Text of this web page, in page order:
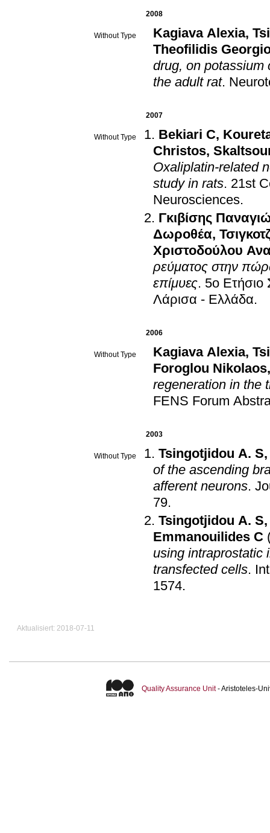
2008
Without Type Kagiava Alexia,
Theofilidis
drug, on potassium
the adult rat.
2007
Without Type Bekiari C,
Christos,
Oxaliplatin-related
study in rats. 21st
Neurosciences.
Γκιβίσης
Δωροθέα,
Χριστοδούλου
ρεύματος στην
επίμυες. 5ο Ετήσιο
Λάρισα - Ελλάδα.
2006
Without Type Kagiava Alexia,
Foroglou Nikolaos
regeneration in the
FENS Forum
2003
Without Type Tsingotjidou A. S
of the ascending
afferent neurons.
79.
Tsingotjidou A. S
Emmanouilides C
using intraprostatic
transfected cells.
1574.
Aktualisiert: 2018-07-11
Quality Assurance Unit- Aristoteles-